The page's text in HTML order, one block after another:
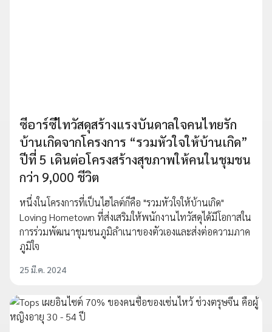
ซีอาร์ซีไทวัสดุสร้างแรงบันดาลใจคนไทยรัก
บ้านเกิดจากโครงการ “รวมหัวใจให้บ้านเกิด”
ปีที่ 5 เดินต่อโครงสร้างสุขภาพให้คนในชุมชน
กว่า 9,000 ชีวิต
หนึ่งในโครงการที่เป็นไฮไลต์ก็คือ "รวมหัวใจให้บ้านเกิด"
Loving Hometown ที่ส่งเสริมให้พนักงานไทวัสดุได้มีโอกาสใน
การร่วมพัฒนาชุมชนภูมิลำเนาของตัวเองและส่งต่อความภาค
ภูมิใจ
25 มี.ค. 2024